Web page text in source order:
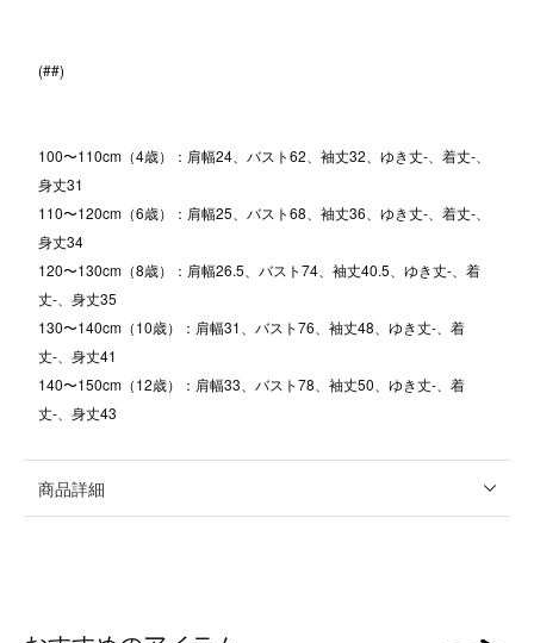
(##)
100〜110cm（4歳）：肩幅24、バスト62、袖丈32、ゆき丈-、着丈-、
身丈31
110〜120cm（6歳）：肩幅25、バスト68、袖丈36、ゆき丈-、着丈-、
身丈34
120〜130cm（8歳）：肩幅26.5、バスト74、袖丈40.5、ゆき丈-、着
丈-、身丈35
130〜140cm（10歳）：肩幅31、バスト76、袖丈48、ゆき丈-、着
丈-、身丈41
140〜150cm（12歳）：肩幅33、バスト78、袖丈50、ゆき丈-、着
丈-、身丈43
商品詳細